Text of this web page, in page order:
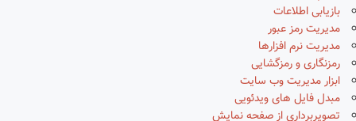
بازیابی اطلاعات
مدیریت رمز عبور
مدیریت نرم افزارها
رمزنگاری و رمزگشایی
ابزار مدیریت وب سایت
مبدل فایل های ویدئویی
تصویربرداری از صفحه نمایش